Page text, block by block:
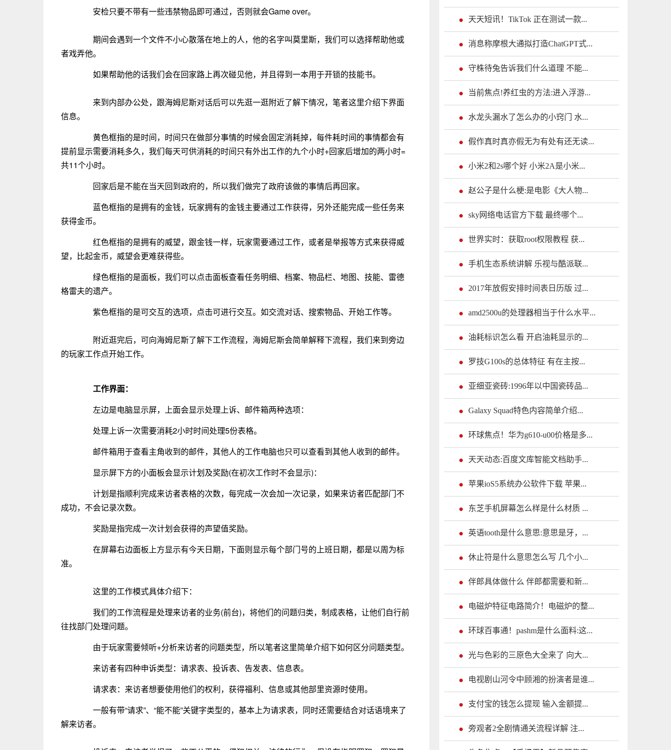
安检只要不带有一些违禁物品即可通过，否则就会Game over。
期间会遇到一个文件不小心散落在地上的人，他的名字叫莫里斯，我们可以选择帮助他或
者戏弄他。
如果帮助他的话我们会在回家路上再次碰见他，并且得到一本用于开锁的技能书。
来到内部办公处，跟海姆尼斯对话后可以先逛一逛附近了解下情况，笔者这里介绍下界面
信息。
黄色框指的是时间，时间只在做部分事情的时候会固定消耗掉，每件耗时间的事情都会有
提前显示需要消耗多久，我们每天可供消耗的时间只有外出工作的九个小时+回家后增加的两小时=
共11个小时。
回家后是不能在当天回到政府的，所以我们做完了政府该做的事情后再回家。
蓝色框指的是拥有的金钱，玩家拥有的金钱主要通过工作获得，另外还能完成一些任务来
获得金币。
红色框指的是拥有的威望，跟金钱一样，玩家需要通过工作，或者是举报等方式来获得威
望，比起金币，威望会更难获得些。
绿色框指的是面板，我们可以点击面板查看任务明细、档案、物品栏、地图、技能、雷德
格雷夫的遗产。
紫色框指的是可交互的选项，点击可进行交互。如交流对话、搜索物品、开始工作等。
附近逛完后，可向海姆尼斯了解下工作流程，海姆尼斯会简单解释下流程，我们来到旁边
的玩家工作点开始工作。
工作界面：
左边是电脑显示屏，上面会显示处理上诉、邮件箱两种选项：
处理上诉一次需要消耗2小时时间处理5份表格。
邮件箱用于查看主角收到的邮件，其他人的工作电脑也只可以查看到其他人收到的邮件。
显示屏下方的小面板会显示计划及奖励(在初次工作时不会显示)：
计划是指顺利完成来访者表格的次数，每完成一次会加一次记录，如果来访者匹配部门不
成功，不会记录次数。
奖励是指完成一次计划会获得的声望值奖励。
在屏幕右边面板上方显示有今天日期，下面则显示每个部门号的上班日期，都是以周为标
准。
这里的工作模式具体介绍下：
我们的工作流程是处理来访者的业务(前台)，将他们的问题归类，制成表格，让他们自行前
往找部门处理问题。
由于玩家需要倾听+分析来访者的问题类型，所以笔者这里简单介绍下如何区分问题类型。
来访者有四种申诉类型：请求表、投诉表、告发表、信息表。
请求表：来访者想要使用他们的权利，获得福利、信息或其他部里资源时使用。
一般有带“请求”、“能不能”关键字类型的，基本上为请求表，同时还需要结合对话语境来了
解来访者。
天天短讯！TikTok 正在测试一款...
消息称摩根大通拟打造ChatGPT式...
守株待兔告诉我们什么道理 不能...
当前焦点!养红虫的方法:进入浮游...
水龙头漏水了怎么办的小窍门 水...
假作真时真亦假无为有处有还无读...
小米2和2s哪个好 小米2A是小米...
赵公子是什么梗:是电影《大人物...
sky网络电话官方下载 最终哪个...
世界实时：获取root权限教程 获...
手机生态系统讲解 乐视与酷派联...
2017年放假安排时间表日历版 过...
amd2500u的处理器相当于什么水平...
油耗标识怎么看 开启油耗显示的...
罗技G100s的总体特征 有在主按...
亚细亚瓷砖:1996年以中国瓷砖品...
Galaxy Squad特色内容简单介绍...
环球焦点！华为g610-u00价格是多...
天天动态:百度文库智能文档助手...
苹果ioS5系统办公软件下载 苹果...
东芝手机屏幕怎么样是什么材质 ...
英语tooth是什么意思:意思是牙，...
休止符是什么意思怎么写 几个小...
伴郎具体做什么 伴郎都需要和新...
电磁炉特征电路简介！电磁炉的整...
环球百事通！pashm是什么面料:这...
光与色彩的三原色大全来了 向大...
电视剧山河令中顾湘的扮演者是谁...
支付宝的钱怎么提现 输入金额提...
旁观者2全剧情通关流程详解 注...